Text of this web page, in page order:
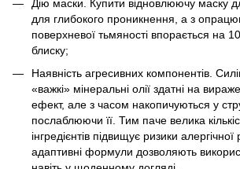
Дію маски. Купити відновлюючу маску
для глибокого проникнення, а з
поверхневої тьмяності впорається на
блиску;
Наявність агресивних компонентів.
«важкі» мінеральні олії здатні на
ефект, але з часом накопичуються у
послаблюючи її. Тим паче велика
інгредієнтів підвищує ризики алергічної
адаптивні формули дозволяють